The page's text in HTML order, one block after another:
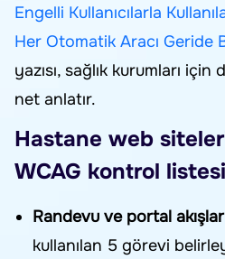
Engelli Kullanıcılarla
Her Otomatik Aracı Geride
yazısı, sağlık kurumları
net anlatır.
Hastane web
WCAG kontrol
Randevu ve portal
kullanılan 5 görevi